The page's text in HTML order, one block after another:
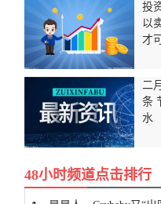
投
以
才
二
条
水
48小时频道点击排行